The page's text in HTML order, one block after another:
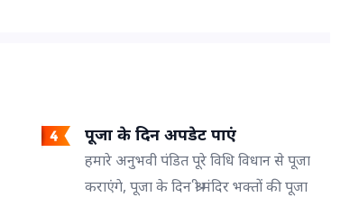
पूजा के दिन अपडेट पाएं
हमारे अनुभवी पंडित पूरे विधि विधान से पूजा
कराएंगे, पूजा के दिन श्री मंदिर भक्तों की पूजा